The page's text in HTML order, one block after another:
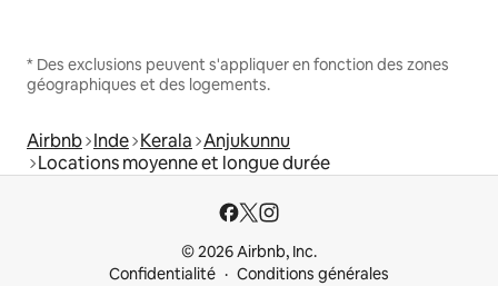
* Des exclusions peuvent s'appliquer en fonction des zones
géographiques et des logements.
Airbnb Inde Kerala Anjukunnu
Locations moyenne et longue durée
© 2026 Airbnb, Inc.
Confidentialité
Conditions générales